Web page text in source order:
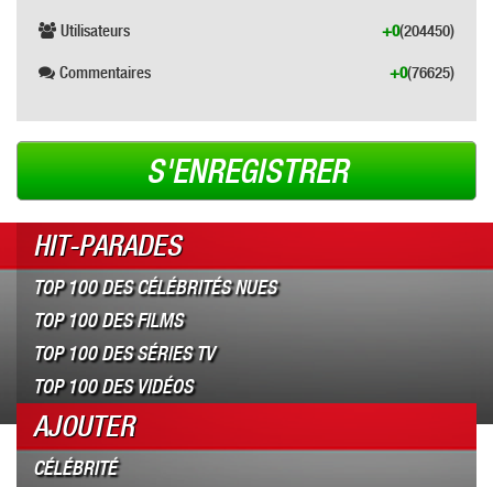
Utilisateurs (204450)
+0
Commentaires (76625)
+0
S'ENREGISTRER
HIT-PARADES
TOP 100 DES CÉLÉBRITÉS NUES
TOP 100 DES FILMS
TOP 100 DES SÉRIES TV
TOP 100 DES VIDÉOS
AJOUTER
CÉLÉBRITÉ